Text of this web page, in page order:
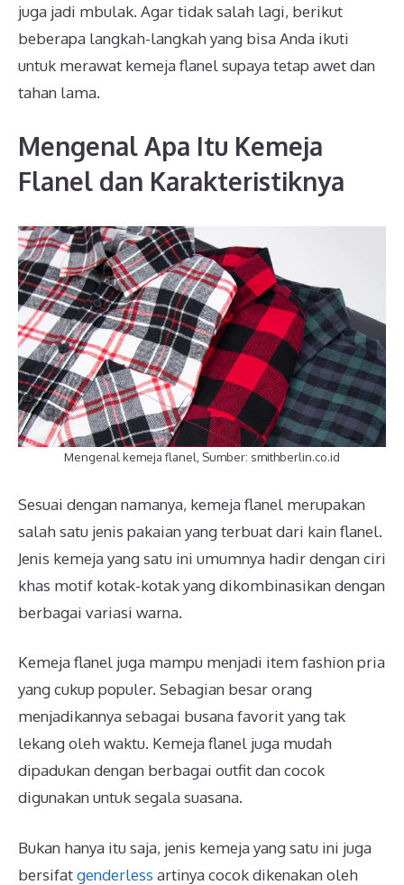
juga jadi mbulak. Agar tidak salah lagi, berikut
beberapa langkah-langkah yang bisa Anda ikuti
untuk merawat kemeja flanel supaya tetap awet dan
tahan lama.
Mengenal Apa Itu Kemeja
Flanel dan Karakteristiknya
Mengenal kemeja flanel, Sumber: smithberlin.co.id
Sesuai dengan namanya, kemeja flanel merupakan
salah satu jenis pakaian yang terbuat dari kain flanel.
Jenis kemeja yang satu ini umumnya hadir dengan ciri
khas motif kotak-kotak yang dikombinasikan dengan
berbagai variasi warna.
Kemeja flanel juga mampu menjadi item fashion pria
yang cukup populer. Sebagian besar orang
menjadikannya sebagai busana favorit yang tak
lekang oleh waktu. Kemeja flanel juga mudah
dipadukan dengan berbagai outfit dan cocok
digunakan untuk segala suasana.
Bukan hanya itu saja, jenis kemeja yang satu ini juga
bersifatgenderless artinya cocok dikenakan oleh